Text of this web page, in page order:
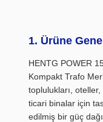
1. Ürüne
HENTG POWER
Kompakt Trafo
toplulukları,
ticari binalar için
edilmiş bir güç